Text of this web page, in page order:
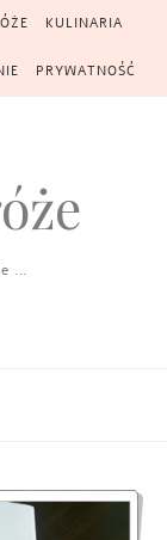
KULINARIA
PRYWATNOŚĆ
…